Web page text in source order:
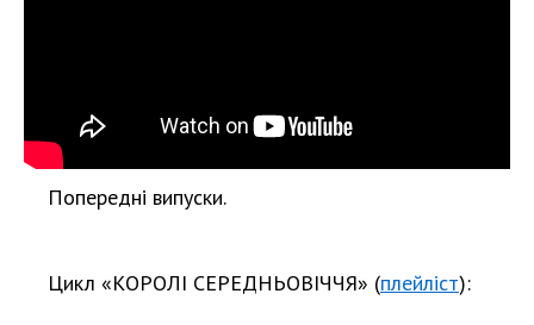
Попередні випуски.
Цикл «КОРОЛІ СЕРЕДНЬОВІЧЧЯ» (плейліст):